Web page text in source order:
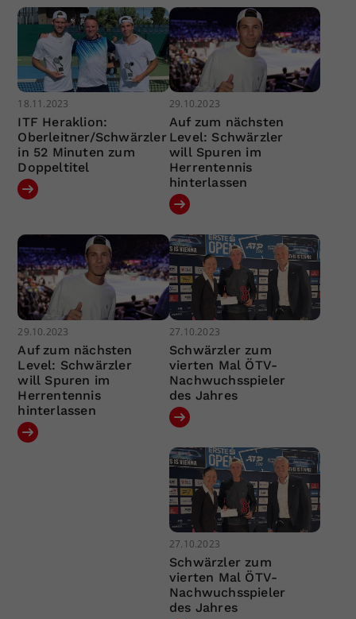
18.11.2023
ITF Heraklion:
Oberleitner/Schwärzler
in 52 Minuten zum
Doppeltitel
29.10.2023
Auf zum nächsten
Level: Schwärzler
will Spuren im
Herrentennis
hinterlassen
29.10.2023
Auf zum nächsten
Level: Schwärzler
will Spuren im
Herrentennis
hinterlassen
27.10.2023
Schwärzler zum
vierten Mal ÖTV-
Nachwuchsspieler
des Jahres
27.10.2023
Schwärzler zum
vierten Mal ÖTV-
Nachwuchsspieler
des Jahres